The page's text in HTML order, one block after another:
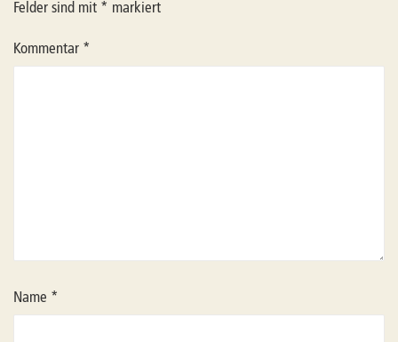
Felder sind mit * markiert
Kommentar *
Name *